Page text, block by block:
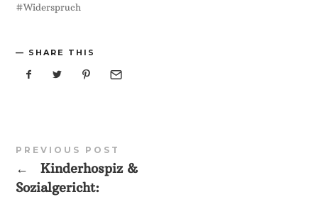
Widerspruch
SHARE THIS
PREVIOUS POST
←
Kinderhospiz &
Sozialgericht: